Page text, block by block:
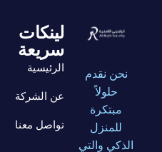
نحن نقدم
حلولاً
مبتكرة
للمنزل
الذكي والتي
لينكات
سريعة
الرئيسية
عن الشركة
تواصل معنا